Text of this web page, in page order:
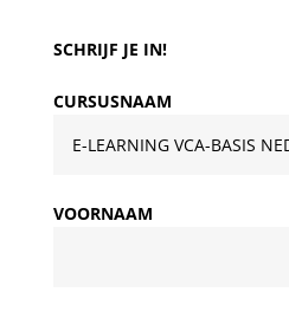
SCHRIJF JE IN!
CURSUSNAAM
VOORNAAM